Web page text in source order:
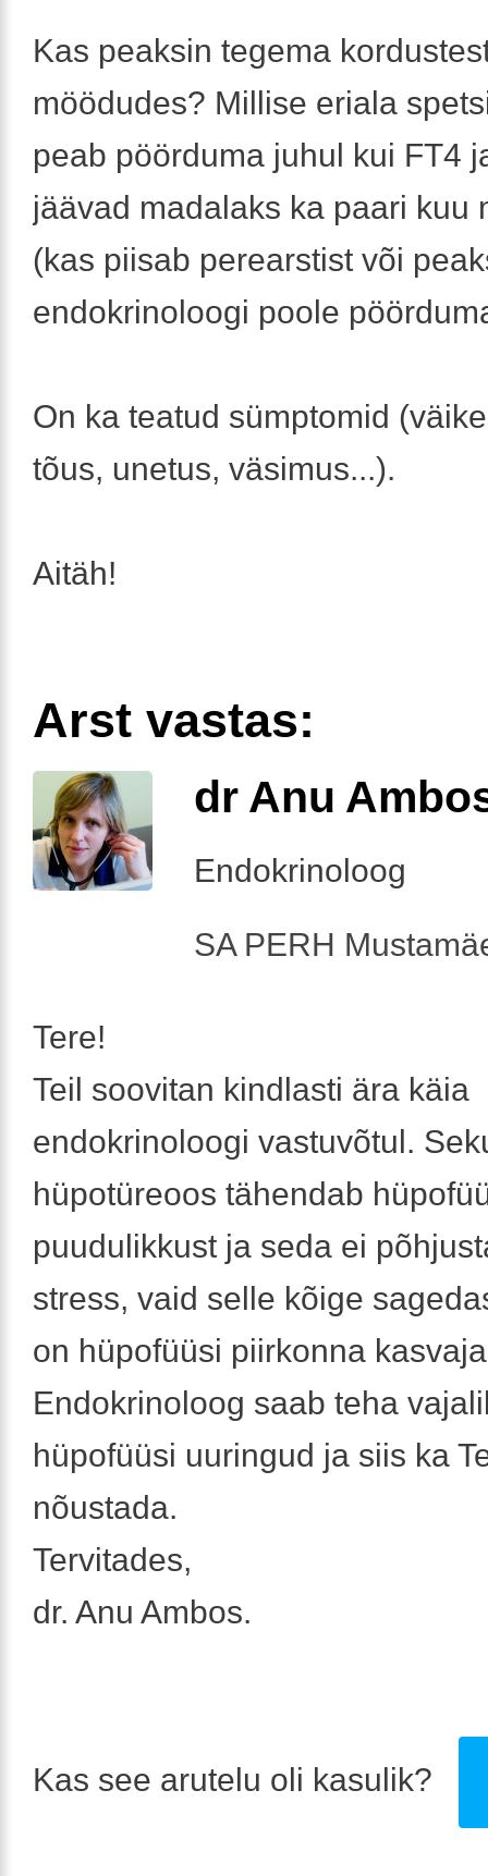
Kas peaksin tegema
möödudes? Millise eriala
peab pöörduma juhul kui FT4
jäävad madalaks ka paari kuu
(kas piisab perearstist või
endokrinoloogi poole
On ka teatud sümptomid
tõus, unetus, väsimus...).
Aitäh!
Arst vastas:
dr Anu
Endokrinoloog
SA PERH
Tere!
Teil soovitan kindlasti ära käia
endokrinoloogi vastuvõtul.
hüpotüreoos tähendab
puudulikkust ja seda ei
stress, vaid selle kõige
on hüpofüüsi piirkonna
Endokrinoloog saab teha
hüpofüüsi uuringud ja siis ka
nõustada.
Tervitades,
dr. Anu Ambos.
Kas see arutelu oli kasulik?